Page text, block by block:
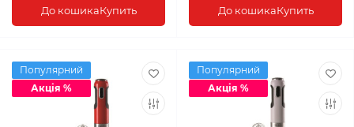
До кошикаКупить До кошикаКупить
Популярний
Акція %
Популярний
Акція %